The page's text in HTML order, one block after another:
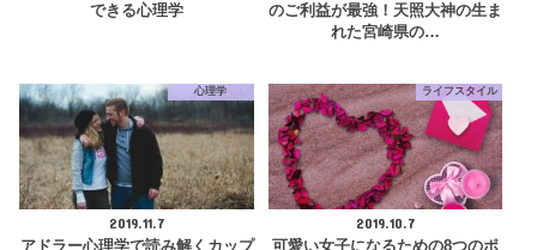
できる心理学
のご利益が最強！天照大神の生ま
れた宮崎県の…
心理学
2019.11.7
アドラー心理学で読み解くカップ
ライフスタイル
2019.10.7
可愛い女子になるための8つのポ